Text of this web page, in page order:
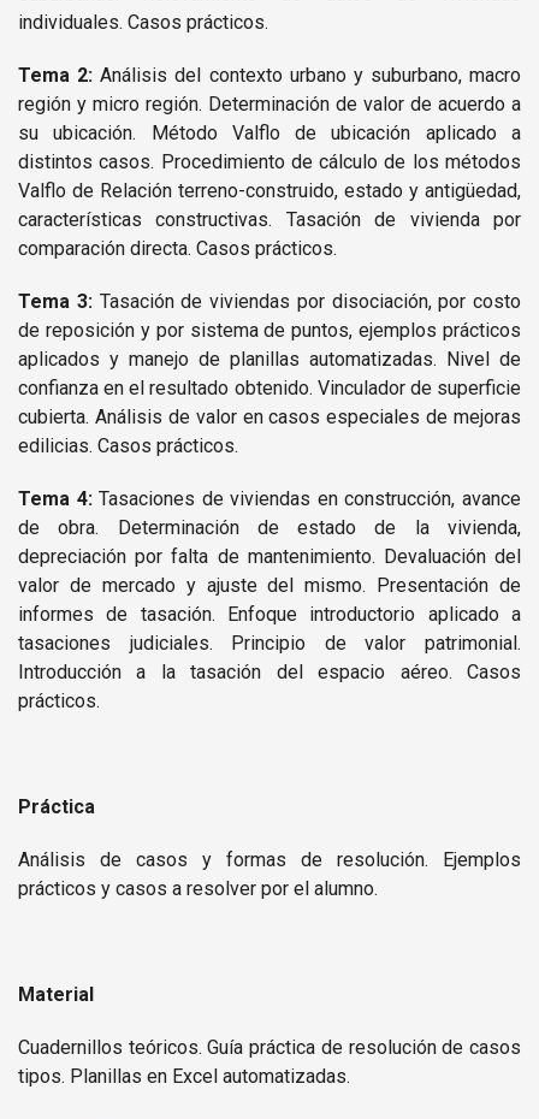
individuales. Casos prácticos.
Tema 2: Análisis del contexto urbano y suburbano, macro
región y micro región. Determinación de valor de acuerdo a
su ubicación. Método Valflo de ubicación aplicado a
distintos casos. Procedimiento de cálculo de los métodos
Valflo de Relación terreno-construido, estado y antigüedad,
características constructivas. Tasación de vivienda por
comparación directa. Casos prácticos.
Tema 3: Tasación de viviendas por disociación, por costo
de reposición y por sistema de puntos, ejemplos prácticos
aplicados y manejo de planillas automatizadas. Nivel de
confianza en el resultado obtenido. Vinculador de superficie
cubierta. Análisis de valor en casos especiales de mejoras
edilicias. Casos prácticos.
Tema 4:Tasaciones de viviendas en construcción, avance
de obra. Determinación de estado de la vivienda,
depreciación por falta de mantenimiento. Devaluación del
valor de mercado y ajuste del mismo. Presentación de
informes de tasación. Enfoque introductorio aplicado a
tasaciones judiciales. Principio de valor patrimonial.
Introducción a la tasación del espacio aéreo. Casos
prácticos.
Práctica
Análisis de casos y formas de resolución. Ejemplos
prácticos y casos a resolver por el alumno.
Material
Cuadernillos teóricos. Guía práctica de resolución de casos
tipos. Planillas en Excel automatizadas.